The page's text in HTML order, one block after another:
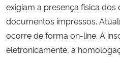
exigiam a presença física
documentos impressos.
ocorre de forma on-line. A
eletronicamente, a